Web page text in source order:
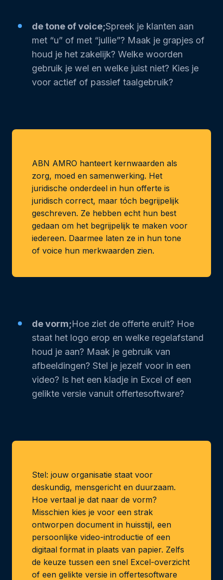
de tone of voice;Spreek je klanten aan
met “u” of met “jullie”? Maak je grapjes of
houd je het zakelijk? Welke woorden
gebruik je wel en welke juist niet? Kies je
voor actief of passief taalgebruik?
ABN AMRO hanteert kernwaarden als
zorg, moed en samenwerking. Het
juridische onderdeel in hun offerte is
juridisch correct, maar tóch begrijpelijk
geschreven. Ze hebben echt hun best
gedaan om het begrijpelijk te maken voor
iedereen. Daarmee laten ze in hun tone
of voice hun merkwaarden zien.
de vorm;Hoe ziet de offerte eruit? Hoe
staat het logo erop en welke regelafstand
houd je aan? Maak je gebruik van
afbeeldingen? Stel je jezelf voor in een
video? Is het een kladje in Excel of een
gelikte versie vanuit offertesoftware?
Stel: jouw organisatie staat voor
deskundig, mensgericht en duurzaam.
Hoe vertaal je dat naar de vorm?
Misschien kies je voor een strak
ontworpen document in huisstijl, een
persoonlijke video-introductie of een
digitaal format in plaats van papier. Zelfs
de keuze tussen een snel Excel-overzicht
of een gelikte versie in offertesoftware